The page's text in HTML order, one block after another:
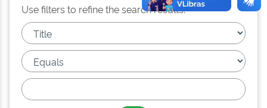
Use filters to refine the search results.